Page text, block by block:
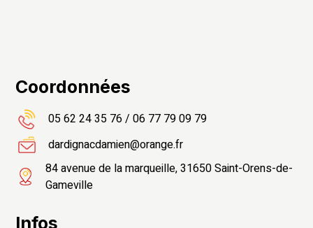
Coordonnées
05 62 24 35 76/06 77 79 09 79
dardignacdamien@orange.fr
84 avenue de la marqueille, 31650 Saint-Orens-de-
Gameville
Infos